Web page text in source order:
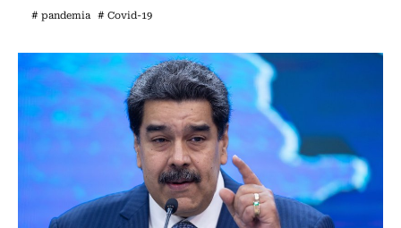
# pandemia # Covid-19